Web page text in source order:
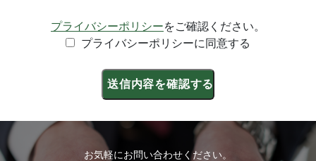
プライバシーポリシーをご確認ください。
プライバシーポリシーに同意する
お気軽にお問い合わせください。